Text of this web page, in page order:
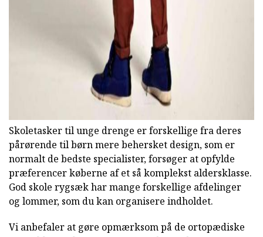
Skoletasker til unge drenge er forskellige fra deres
pårørende til børn mere behersket design, som er
normalt de bedste specialister, forsøger at opfylde
præferencer køberne af et så komplekst aldersklasse.
God skole rygsæk har mange forskellige afdelinger
og lommer, som du kan organisere indholdet.
Vi anbefaler at gøre opmærksom på de ortopædiske